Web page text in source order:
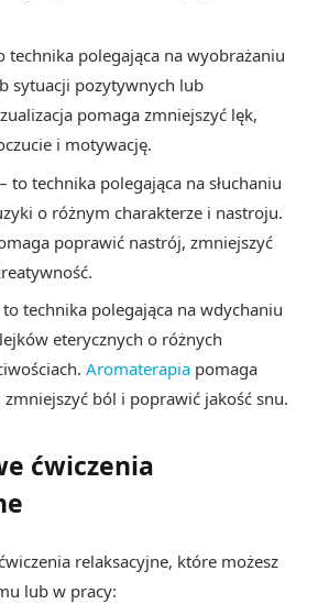
technika polegająca na wyobrażaniu
sytuacji pozytywnych lub
pomaga zmniejszyć lęk,
i motywację.
– to technika polegająca na słuchaniu
o różnym charakterze i nastroju.
poprawić nastrój, zmniejszyć
to technika polegająca na wdychaniu
eterycznych o różnych
Aromaterapia pomaga
ból i poprawić jakość snu.
ćwiczenia
relaksacyjne, które możesz
lub w pracy: